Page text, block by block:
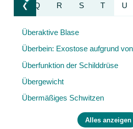
❮Liste nach links bewegen
Q R S T U
Überaktive Blase
Überbein: Exostose aufgrund
Überfunktion der Schilddrüse
Übergewicht
Übermäßiges Schwitzen
Alles anzeigen